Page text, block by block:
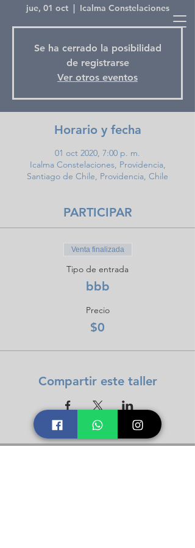
jue, 01 oct
  |
Icalma Constelaciones
Se ha cerrado la posibilidad
de registrarse
Ver otros eventos
Horario y fecha
01 oct 2020, 7:00 p. m.
Icalma Constelaciones, Providencia,
Santiago de Chile, Providencia, Chile
PARTICIPAR
Venta finalizada
Tipo de entrada
bbb
Precio
$0
Compartir este taller